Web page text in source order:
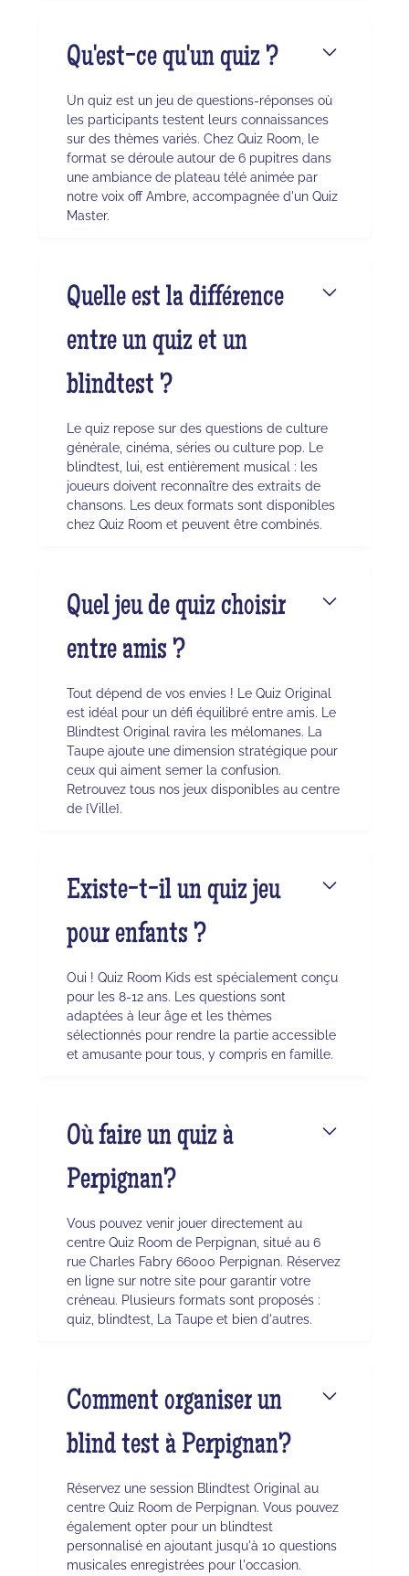
Qu'est-ce qu'un quiz ?
Un quiz est un jeu de questions-réponses où
les participants testent leurs connaissances
sur des thèmes variés. Chez Quiz Room, le
format se déroule autour de 6 pupitres dans
une ambiance de plateau télé animée par
notre voix off Ambre, accompagnée d'un Quiz
Master.
Quelle est la différence
entre un quiz et un
blindtest ?
Le quiz repose sur des questions de culture
générale, cinéma, séries ou culture pop. Le
blindtest, lui, est entièrement musical : les
joueurs doivent reconnaître des extraits de
chansons. Les deux formats sont disponibles
chez Quiz Room et peuvent être combinés.
Quel jeu de quiz choisir
entre amis ?
Tout dépend de vos envies ! Le Quiz Original
est idéal pour un défi équilibré entre amis. Le
Blindtest Original ravira les mélomanes. La
Taupe ajoute une dimension stratégique pour
ceux qui aiment semer la confusion.
Retrouvez tous nos jeux disponibles au centre
de {Ville}.
Existe-t-il un quiz jeu
pour enfants ?
Oui ! Quiz Room Kids est spécialement conçu
pour les 8-12 ans. Les questions sont
adaptées à leur âge et les thèmes
sélectionnés pour rendre la partie accessible
et amusante pour tous, y compris en famille.
Où faire un quiz à
Perpignan?
Vous pouvez venir jouer directement au
centre Quiz Room de Perpignan, situé au 6
rue Charles Fabry 66000 Perpignan. Réservez
en ligne sur notre site pour garantir votre
créneau. Plusieurs formats sont proposés :
quiz, blindtest, La Taupe et bien d'autres.
Comment organiser un
blind test à Perpignan?
Réservez une session Blindtest Original au
centre Quiz Room de Perpignan. Vous pouvez
également opter pour un blindtest
personnalisé en ajoutant jusqu'à 10 questions
musicales enregistrées pour l'occasion.